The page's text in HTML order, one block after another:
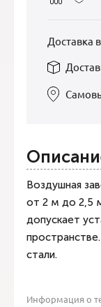
Доставка в
Воздушная
от 2 м до 2,5
допускает
стали.
Информация о